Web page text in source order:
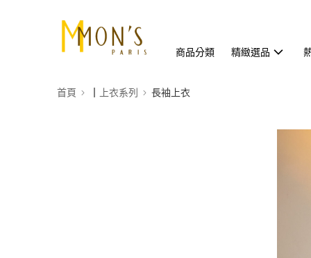
商品分類 精緻選品
首頁 ┃上衣系列 長袖上衣